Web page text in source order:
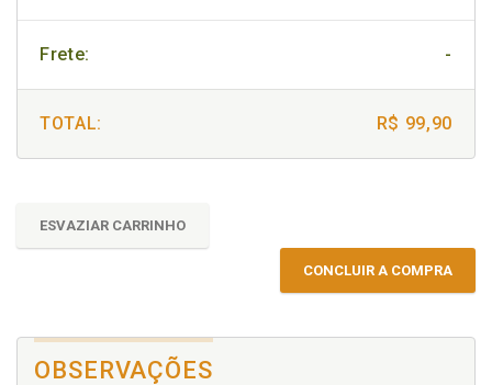
Frete: -
TOTAL: R$ 99,90
ESVAZIAR CARRINHO
CONCLUIR A COMPRA
OBSERVAÇÕES